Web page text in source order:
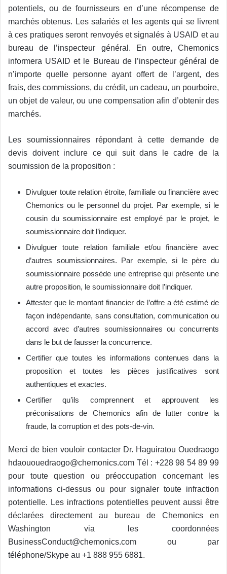
potentiels, ou de fournisseurs en d’une récompense de
marchés obtenus. Les salariés et les agents qui se livrent
à ces pratiques seront renvoyés et signalés à USAID et au
bureau de l’inspecteur général. En outre, Chemonics
informera USAID et le Bureau de l’inspecteur général de
n’importe quelle personne ayant offert de l’argent, des
frais, des commissions, du crédit, un cadeau, un pourboire,
un objet de valeur, ou une compensation afin d’obtenir des
marchés.
Les soumissionnaires répondant à cette demande de
devis doivent inclure ce qui suit dans le cadre de la
soumission de la proposition :
Divulguer toute relation étroite, familiale ou financière avec
Chemonics ou le personnel du projet. Par exemple, si le
cousin du soumissionnaire est employé par le projet, le
soumissionnaire doit l’indiquer.
Divulguer toute relation familiale et/ou financière avec
d’autres soumissionnaires. Par exemple, si le père du
soumissionnaire possède une entreprise qui présente une
autre proposition, le soumissionnaire doit l’indiquer.
Attester que le montant financier de l’offre a été estimé de
façon indépendante, sans consultation, communication ou
accord avec d’autres soumissionnaires ou concurrents
dans le but de fausser la concurrence.
Certifier que toutes les informations contenues dans la
proposition et toutes les pièces justificatives sont
authentiques et exactes.
Certifier qu’ils comprennent et approuvent les
préconisations de Chemonics afin de lutter contre la
fraude, la corruption et des pots-de-vin.
Merci de bien vouloir contacter Dr. Haguiratou Ouedraogo
hdaououedraogo@chemonics.com Tél : +228 98 54 89 99
pour toute question ou préoccupation concernant les
informations ci-dessus ou pour signaler toute infraction
potentielle. Les infractions potentielles peuvent aussi être
déclarées directement au bureau de Chemonics en
Washington via les coordonnées
BusinessConduct@chemonics.com ou par
téléphone/Skype au +1 888 955 6881.